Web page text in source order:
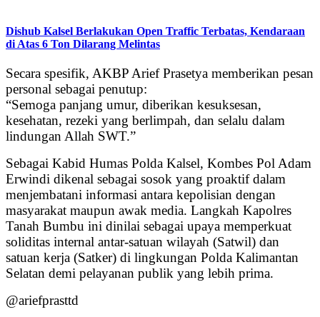
Dishub Kalsel Berlakukan Open Traffic Terbatas, Kendaraan
di Atas 6 Ton Dilarang Melintas
Secara spesifik, AKBP Arief Prasetya memberikan pesan
personal sebagai penutup:
“Semoga panjang umur, diberikan kesuksesan,
kesehatan, rezeki yang berlimpah, dan selalu dalam
lindungan Allah SWT.”
Sebagai Kabid Humas Polda Kalsel, Kombes Pol Adam
Erwindi dikenal sebagai sosok yang proaktif dalam
menjembatani informasi antara kepolisian dengan
masyarakat maupun awak media. Langkah Kapolres
Tanah Bumbu ini dinilai sebagai upaya memperkuat
soliditas internal antar-satuan wilayah (Satwil) dan
satuan kerja (Satker) di lingkungan Polda Kalimantan
Selatan demi pelayanan publik yang lebih prima.
@ariefprasttd